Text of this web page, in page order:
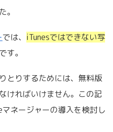
。
では、 iTunesではできない写
です。
とりするためには、無料版
ければいけません。この記
ネージャーの導入を検討し